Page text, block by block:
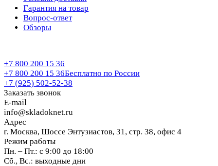
Гарантия на товар
Вопрос-ответ
Обзоры
+7 800 200 15 36
+7 800 200 15 36Бесплатно по России
+7 (925) 502-52-38
Заказать звонок
E-mail
info@skladoknet.ru
Адрес
г. Москва, Шоссе Энтузиастов, 31, стр. 38, офис 4
Режим работы
Пн. – Пт.: с 9:00 до 18:00
Сб., Вс.: выходные дни